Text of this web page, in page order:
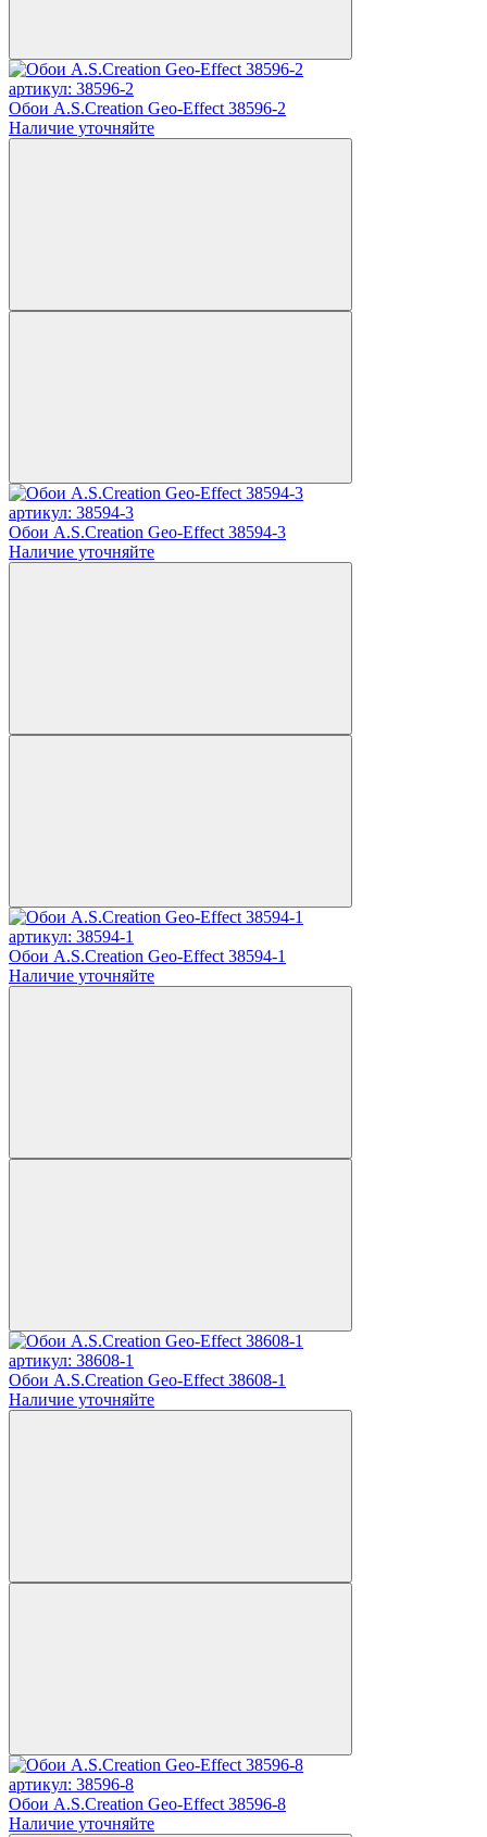
артикул: 38596-2
Обои A.S.Creation Geo-Effect 38596-2
Наличие уточняйте
артикул: 38594-3
Обои A.S.Creation Geo-Effect 38594-3
Наличие уточняйте
артикул: 38594-1
Обои A.S.Creation Geo-Effect 38594-1
Наличие уточняйте
артикул: 38608-1
Обои A.S.Creation Geo-Effect 38608-1
Наличие уточняйте
артикул: 38596-8
Обои A.S.Creation Geo-Effect 38596-8
Наличие уточняйте